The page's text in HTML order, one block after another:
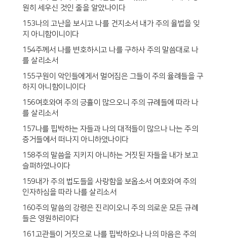
원히 세우신 것인 줄을 알았나이다
153나의 고난을 보시고 나를 건지소서 내가 주의 율법을 잊
지 아니함이니이다
154주께서 나를 변호하시고 나를 구하사 주의 말씀대로 나
를 살리소서
155구원이 악인들에게서 멀어짐은 그들이 주의 율례들을 구
하지 아니함이니이다
156여호와여 주의 긍휼이 많으오니 주의 규례들에 따라 나
를 살리소서
157나를 핍박하는 자들과 나의 대적들이 많으나 나는 주의
증거들에서 떠나지 아니하였나이다
158주의 말씀을 지키지 아니하는 거짓된 자들을 내가 보고
슬퍼하였나이다
159내가 주의 법도들을 사랑함을 보옵소서 여호와여 주의
인자하심을 따라 나를 살리소서
160주의 말씀의 강령은 진리이오니 주의 의로운 모든 규례
들은 영원하리이다
161고관들이 거짓으로 나를 핍박하오나 나의 마음은 주의